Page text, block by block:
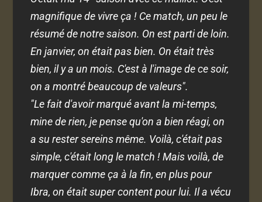
magnifique de vivre ça ! Ce match, un peu le
résumé de notre saison. On est parti de loin.
En janvier, on était pas bien. On était très
bien, il y a un mois. C'est à l'image de ce soir,
on a montré beaucoup de valeurs".
"Le fait d'avoir marqué avant la mi-temps,
mine de rien, je pense qu'on a bien réagi, on
a su rester sereins même. Voilà, c'était pas
simple, c'était long le match ! Mais voilà, de
marquer comme ça à la fin, en plus pour
Ibra, on était super content pour lui. Il a vécu